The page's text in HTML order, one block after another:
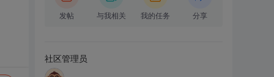
发帖 与我相关 我的任务 分享
社区管理员